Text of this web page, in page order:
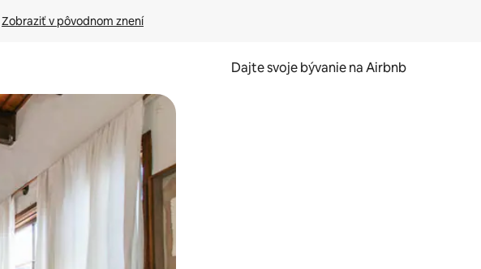
Zobraziť v pôvodnom znení
Dajte svoje bývanie na Airbnb